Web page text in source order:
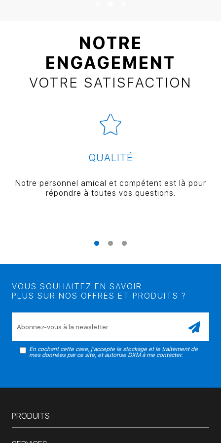
NOTRE
ENGAGEMENT
VOTRE SATISFACTION
QUALITÉ
Notre personnel amical et compétent est là pour
répondre à toutes vos questions.
VOUS SOUHAITEZ EN SAVOIR
PLUS SUR NOS OFFRES ET PRODUITS ?
En cochant cette case, j'accepte le stockage et le traitement de
mes données par ce site, et autorise DXM à me contacter.
PRODUITS